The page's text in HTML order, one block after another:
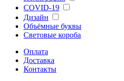
COVID-19
Дизайн
Объёмные буквы
Световые короба
Оплата
Доставка
Контакты